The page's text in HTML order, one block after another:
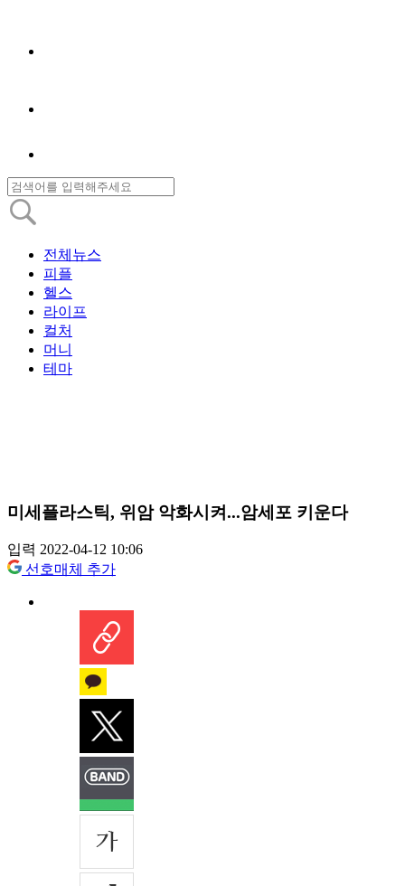
전체뉴스
피플
헬스
라이프
컬처
머니
테마
미세플라스틱, 위암 악화시켜...암세포 키운다
입력 2022-04-12 10:06
선호매체 추가